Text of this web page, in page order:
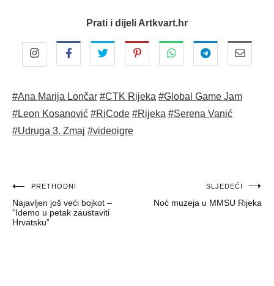
Prati i dijeli Artkvart.hr
#Ana Marija Lončar #CTK Rijeka #Global Game Jam
#Leon Kosanović #RiCode #Rijeka #Serena Vanić
#Udruga 3. Zmaj #videoigre
Navigacija
objava
PRETHODNI
Najavljen još veći bojkot –
“Idemo u petak zaustaviti
Hrvatsku”
SLJEDEĆI
Noć muzeja u MMSU Rijeka